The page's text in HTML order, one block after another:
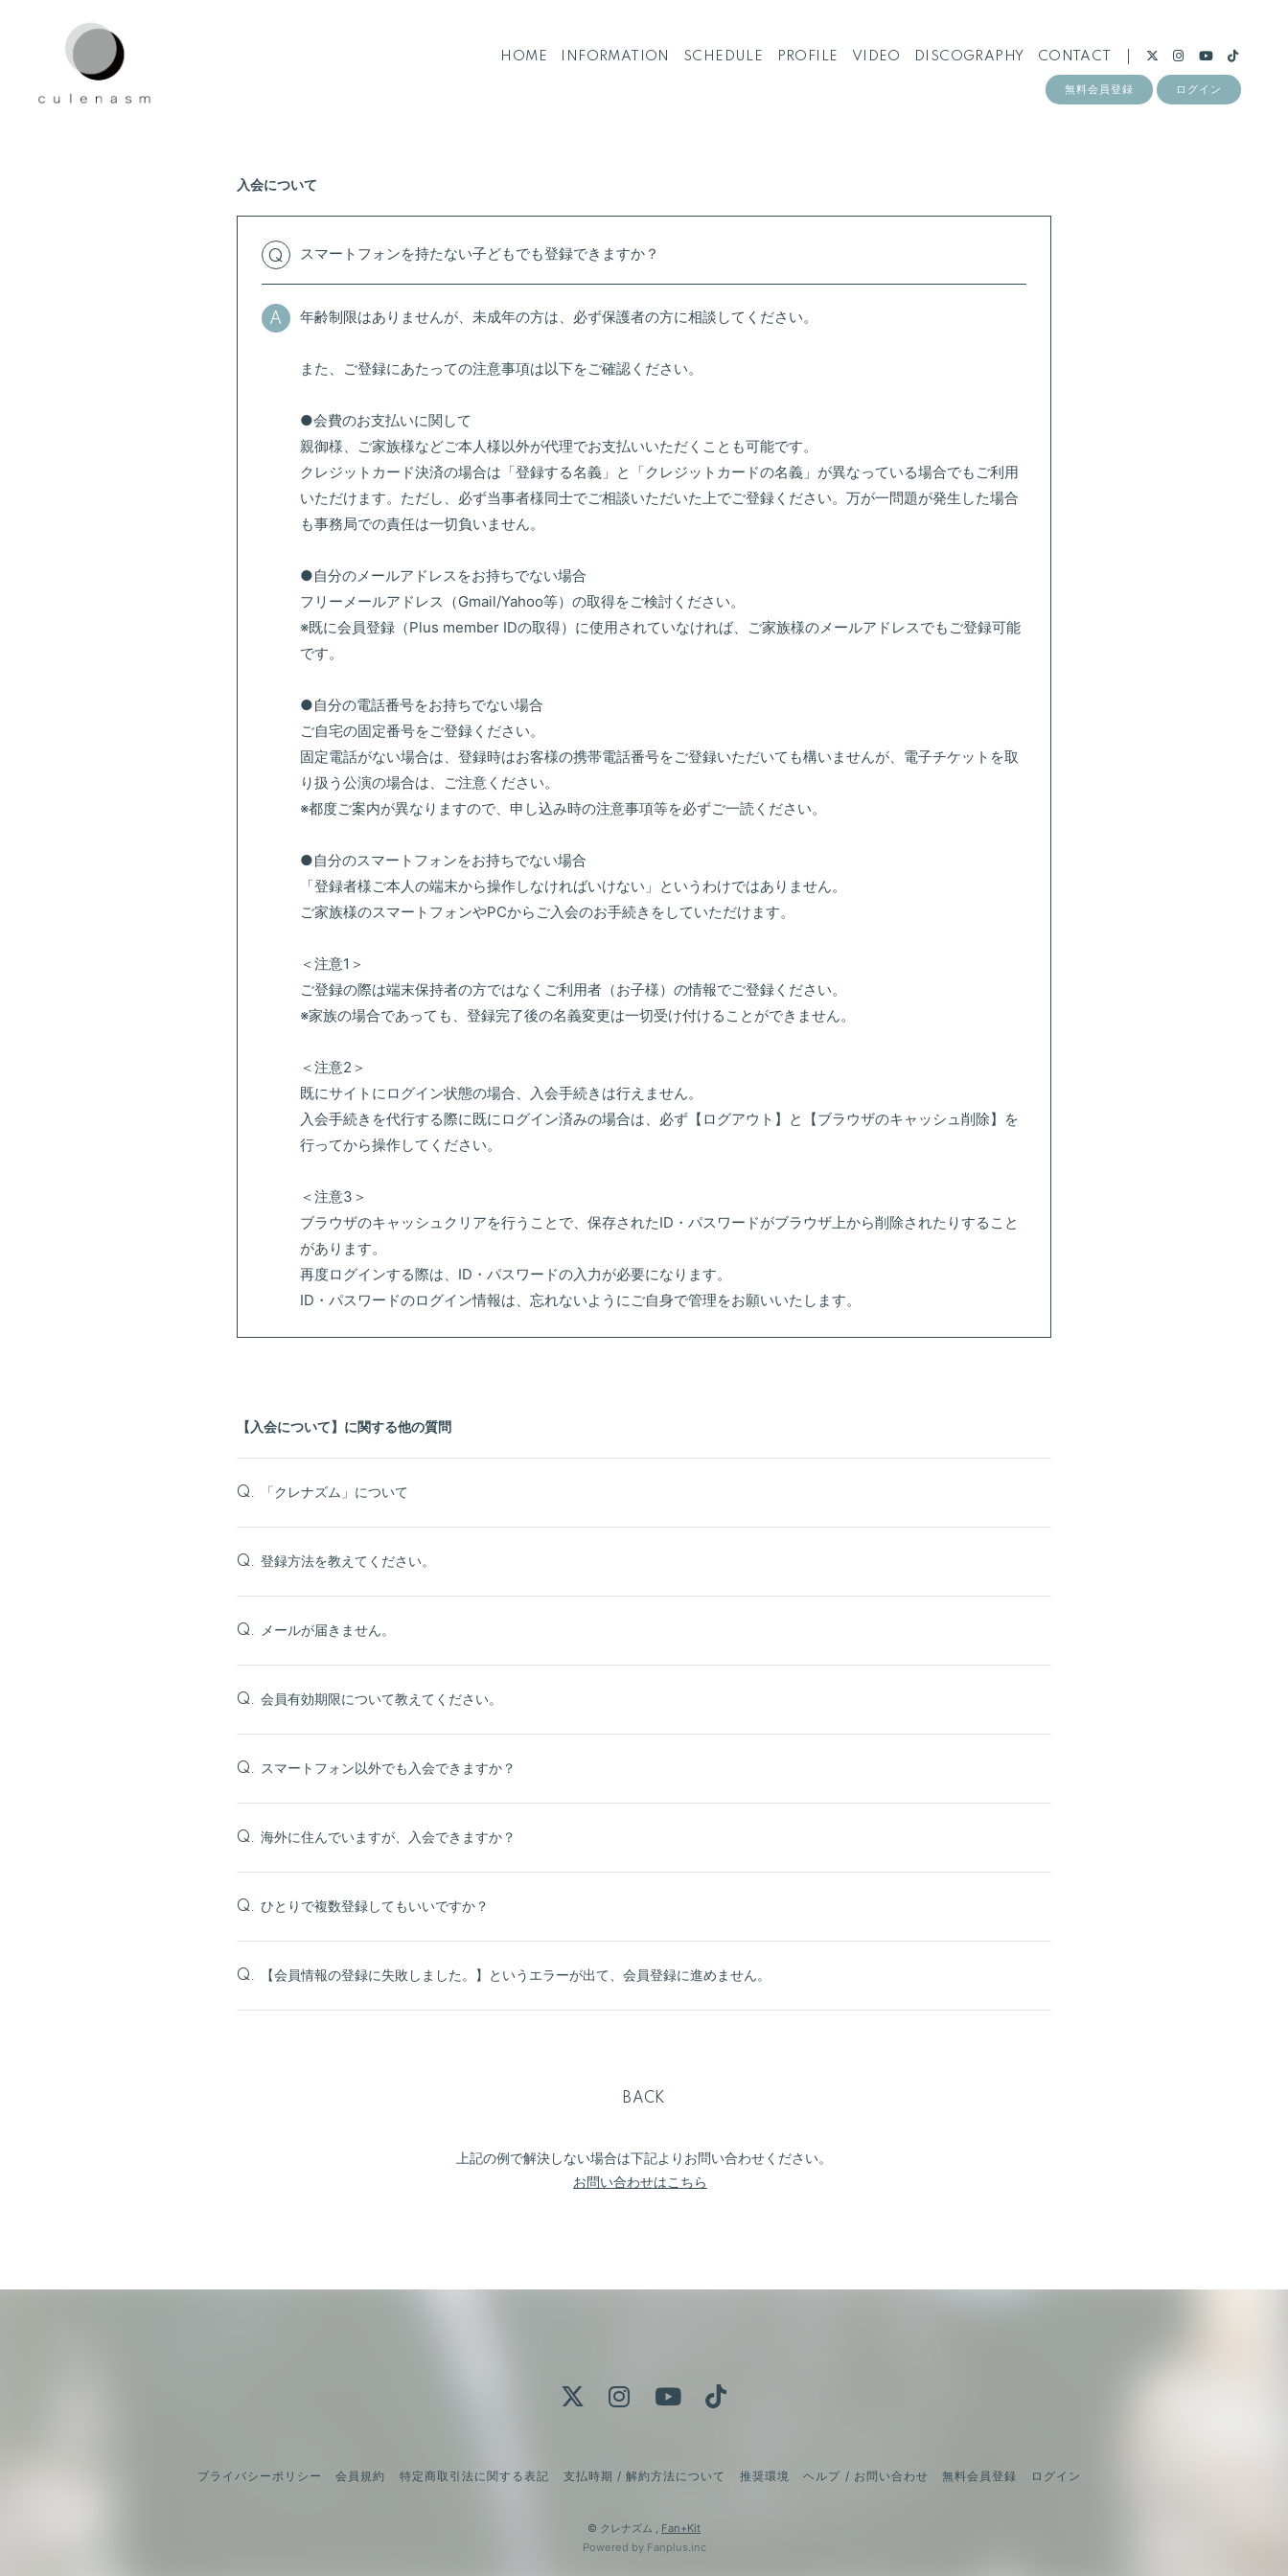
HOME INFORMATION SCHEDULE PROFILE VIDEO DISCOGRAPHY CONTACT
無料会員登録 ログイン
入会について
Q スマートフォンを持たない子どもでも登録できますか？
A 年齢制限はありませんが、未成年の方は、必ず保護者の方に相談してください。
また、ご登録にあたっての注意事項は以下をご確認ください。
●会費のお支払いに関して
親御様、ご家族様などご本人様以外が代理でお支払いいただくことも可能です。
クレジットカード決済の場合は「登録する名義」と「クレジットカードの名義」が異なっている場合でもご利用
いただけます。ただし、必ず当事者様同士でご相談いただいた上でご登録ください。万が一問題が発生した場合
も事務局での責任は一切負いません。
●自分のメールアドレスをお持ちでない場合
フリーメールアドレス（Gmail/Yahoo等）の取得をご検討ください。
※既に会員登録（Plus member IDの取得）に使用されていなければ、ご家族様のメールアドレスでもご登録可能
です。
●自分の電話番号をお持ちでない場合
ご自宅の固定番号をご登録ください。
固定電話がない場合は、登録時はお客様の携帯電話番号をご登録いただいても構いませんが、電子チケットを取
り扱う公演の場合は、ご注意ください。
※都度ご案内が異なりますので、申し込み時の注意事項等を必ずご一読ください。
●自分のスマートフォンをお持ちでない場合
「登録者様ご本人の端末から操作しなければいけない」というわけではありません。
ご家族様のスマートフォンやPCからご入会のお手続きをしていただけます。
＜注意1＞
ご登録の際は端末保持者の方ではなくご利用者（お子様）の情報でご登録ください。
※家族の場合であっても、登録完了後の名義変更は一切受け付けることができません。
＜注意2＞
既にサイトにログイン状態の場合、入会手続きは行えません。
入会手続きを代行する際に既にログイン済みの場合は、必ず【ログアウト】と【ブラウザのキャッシュ削除】を
行ってから操作してください。
＜注意3＞
ブラウザのキャッシュクリアを行うことで、保存されたID・パスワードがブラウザ上から削除されたりすること
があります。
再度ログインする際は、ID・パスワードの入力が必要になります。
ID・パスワードのログイン情報は、忘れないようにご自身で管理をお願いいたします。
【入会について】に関する他の質問
Q. 「クレナズム」について
Q. 登録方法を教えてください。
Q. メールが届きません。
Q. 会員有効期限について教えてください。
Q. スマートフォン以外でも入会できますか？
Q. 海外に住んでいますが、入会できますか？
Q. ひとりで複数登録してもいいですか？
Q. 【会員情報の登録に失敗しました。】というエラーが出て、会員登録に進めません。
BACK
上記の例で解決しない場合は下記よりお問い合わせください。
お問い合わせはこちら
プライバシーポリシー 会員規約 特定商取引法に関する表記 支払時期 / 解約方法について 推奨環境 ヘルプ / お問い合わせ 無料会員登録 ログイン
© クレナズム , Fan+Kit
Powered by Fanplus.inc